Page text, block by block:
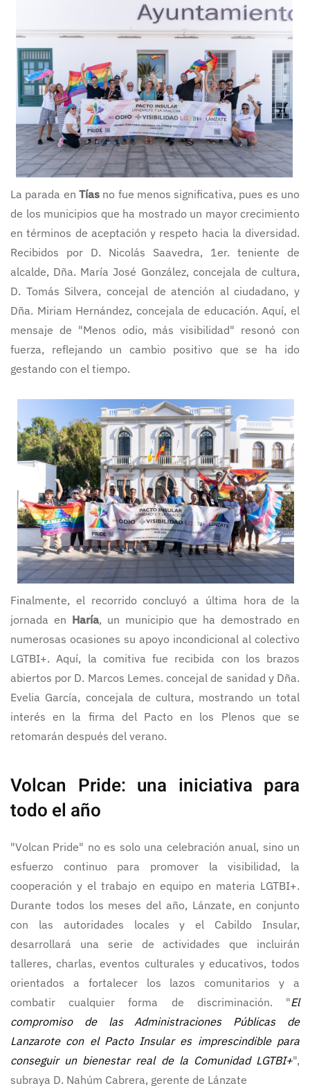
La parada en Tíasno fue menos significativa, pues es uno
de los municipios que ha mostrado un mayor crecimiento
en términos de aceptación y respeto hacia la diversidad.
Recibidos por D. Nicolás Saavedra, 1er. teniente de
alcalde, Dña. María José González, concejala de cultura,
D. Tomás Silvera, concejal de atención al ciudadano, y
Dña. Miriam Hernández, concejala de educación. Aquí, el
mensaje de "Menos odio, más visibilidad" resonó con
fuerza, reflejando un cambio positivo que se ha ido
gestando con el tiempo.
Finalmente, el recorrido concluyó a última hora de la
jornada en Haría, un municipio que ha demostrado en
numerosas ocasiones su apoyo incondicional al colectivo
LGTBI+. Aquí, la comitiva fue recibida con los brazos
abiertos por D. Marcos Lemes. concejal de sanidad y Dña.
Evelia García, concejala de cultura, mostrando un total
interés en la firma del Pacto en los Plenos que se
retomarán después del verano.
Volcan Pride: una iniciativa para
todo el año
"Volcan Pride" no es solo una celebración anual, sino un
esfuerzo continuo para promover la visibilidad, la
cooperación y el trabajo en equipo en materia LGTBI+.
Durante todos los meses del año, Lánzate, en conjunto
con las autoridades locales y el Cabildo Insular,
desarrollará una serie de actividades que incluirán
talleres, charlas, eventos culturales y educativos, todos
orientados a fortalecer los lazos comunitarios y a
combatir cualquier forma de discriminación. "El
compromiso de las Administraciones Públicas de
Lanzarote con el Pacto Insular es imprescindible para
conseguir un bienestar real de la Comunidad LGTBI+",
subraya D. Nahúm Cabrera, gerente de Lánzate